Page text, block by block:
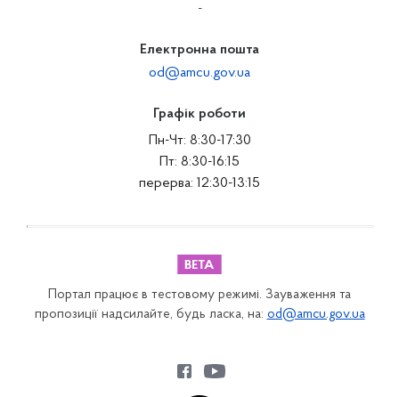
-
Електронна пошта
od@amcu.gov.ua
Графік роботи
Пн-Чт: 8:30-17:30
Пт: 8:30-16:15
перерва: 12:30-13:15
Портал працює в тестовому режимі. Зауваження та
пропозиції надсилайте, будь ласка, на: od@amcu.gov.ua